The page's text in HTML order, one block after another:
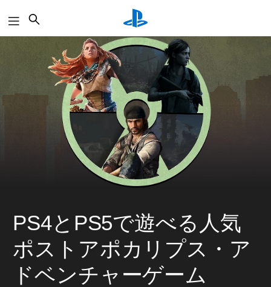
PS4とPS5で遊べる人気
ポストアポカリプス・ア
ドベンチャーゲーム